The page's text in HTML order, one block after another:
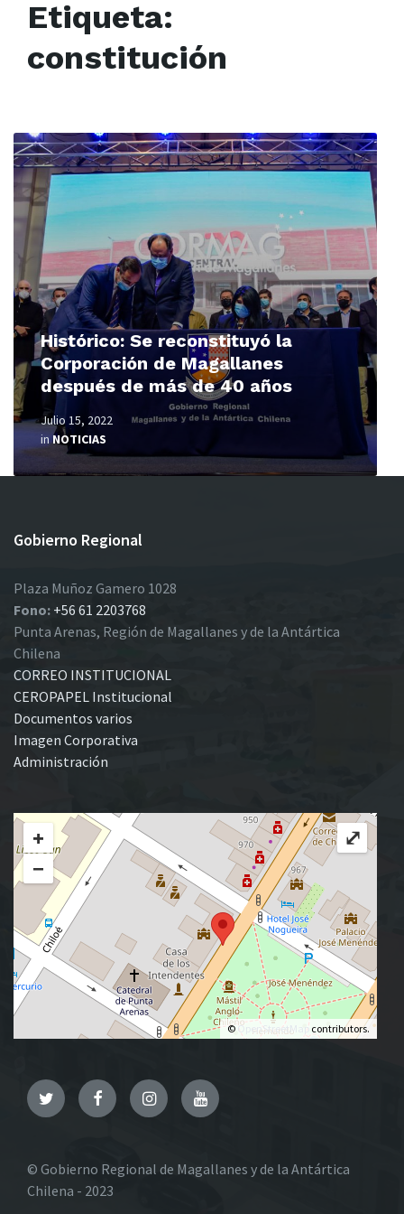
Etiqueta:
constitución
Histórico: Se reconstituyó la
Corporación de Magallanes
después de más de 40 años
Julio 15, 2022
inNOTICIAS
Read
More
Gobierno Regional
Plaza Muñoz Gamero 1028
Fono: +56 61 2203768
Punta Arenas, Región de Magallanes y de la Antártica
Chilena
CORREO INSTITUCIONAL
CEROPAPEL Institucional
Documentos varios
Imagen Corporativa
Administración
+
−
© OpenStreetMap contributors.
⤢
TwitterFacebookInstagramYouTube
© Gobierno Regional de Magallanes y de la Antártica
Chilena - 2023